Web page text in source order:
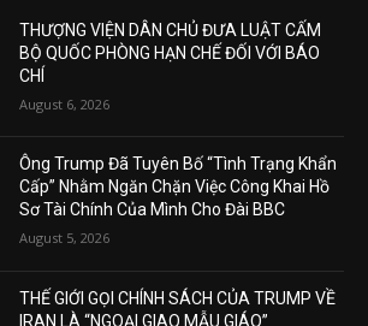
THƯỢNG VIỆN DÂN CHỦ ĐƯA LUẬT CẤM
BỘ QUỐC PHÒNG HẠN CHẾ ĐỐI VỚI BÁO
CHÍ
August 6, 2026
Ông Trump Đã Tuyên Bố “Tình Trạng Khẩn
Cấp” Nhằm Ngăn Chặn Việc Công Khai Hồ
Sơ Tài Chính Của Mình Cho Đài BBC
August 5, 2026
THẾ GIỚI GỌI CHÍNH SÁCH CỦA TRUMP VỀ
IRAN LÀ “NGOẠI GIAO MẪU GIÁO”